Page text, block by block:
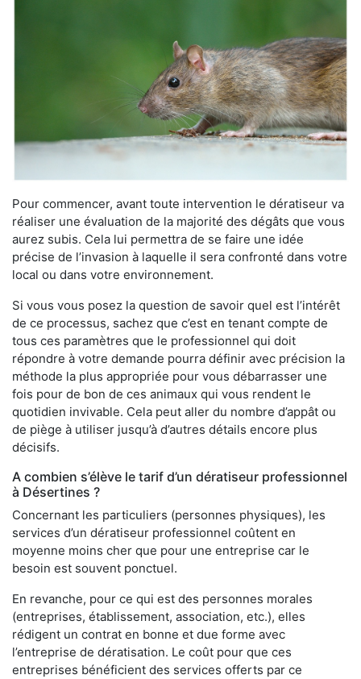
Pour commencer, avant toute intervention le dératiseur va
réaliser une évaluation de la majorité des dégâts que vous
aurez subis. Cela lui permettra de se faire une idée
précise de l’invasion à laquelle il sera confronté dans votre
local ou dans votre environnement.
Si vous vous posez la question de savoir quel est l’intérêt
de ce processus, sachez que c’est en tenant compte de
tous ces paramètres que le professionnel qui doit
répondre à votre demande pourra définir avec précision la
méthode la plus appropriée pour vous débarrasser une
fois pour de bon de ces animaux qui vous rendent le
quotidien invivable. Cela peut aller du nombre d’appât ou
de piège à utiliser jusqu’à d’autres détails encore plus
décisifs.
A combien s’élève le tarif d’un dératiseur professionnel
à Désertines ?
Concernant les particuliers (personnes physiques), les
services d’un dératiseur professionnel coûtent en
moyenne moins cher que pour une entreprise car le
besoin est souvent ponctuel.
En revanche, pour ce qui est des personnes morales
(entreprises, établissement, association, etc.), elles
rédigent un contrat en bonne et due forme avec
l’entreprise de dératisation. Le coût pour que ces
entreprises bénéficient des services offerts par ce